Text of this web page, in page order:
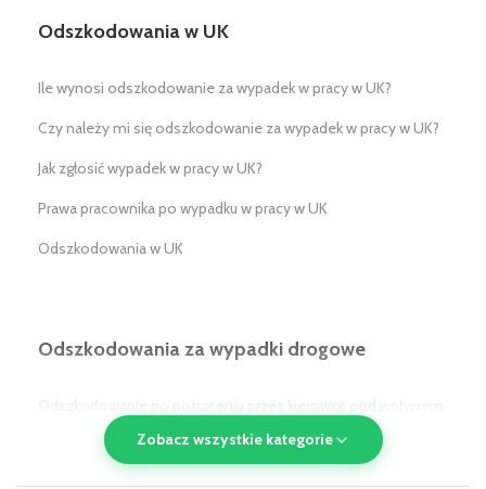
Odszkodowania w UK
Ile wynosi odszkodowanie za wypadek w pracy w UK?
Czy należy mi się odszkodowanie za wypadek w pracy w UK?
Jak zgłosić wypadek w pracy w UK?
Prawa pracownika po wypadku w pracy w UK
Odszkodowania w UK
Odszkodowania za wypadki drogowe
alkoholu/narkotyków w UK
Odszkodowanie po potrąceniu przez pojazd komunikacji
Zobacz wszystkie kategorie